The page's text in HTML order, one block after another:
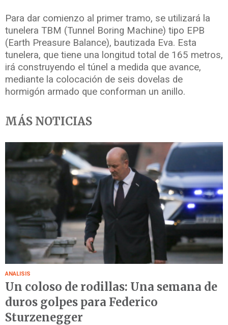
Para dar comienzo al primer tramo, se utilizará la
tunelera TBM (Tunnel Boring Machine) tipo EPB
(Earth Preasure Balance), bautizada Eva. Esta
tunelera, que tiene una longitud total de 165 metros,
irá construyendo el túnel a medida que avance,
mediante la colocación de seis dovelas de
hormigón armado que conforman un anillo.
MÁS NOTICIAS
ANALISIS
Un coloso de rodillas: Una semana de
duros golpes para Federico
Sturzenegger